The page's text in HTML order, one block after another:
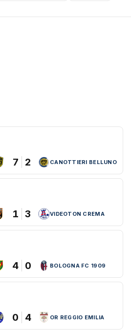
7 2 CANOTTIERI BELLUNO
1 3 VIDEOTON CREMA
4 0 BOLOGNA FC 1909
0 4 OR REGGIO EMILIA